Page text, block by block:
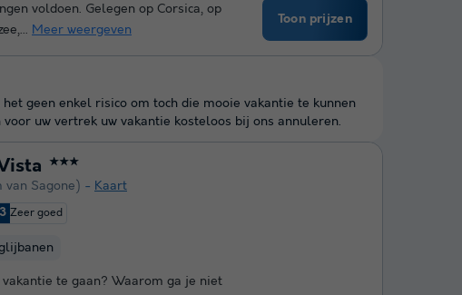
voldoen. Gelegen op Corsica, op
Meer weergeven
Toon prijzen
★★★
van Sagone) Kaart
Zeer goed
te gaan? Waarom ga je niet
geen enkel risico om toch die mooie vakantie te kunnen
uw vertrek uw vakantie kosteloos bij ons annuleren.